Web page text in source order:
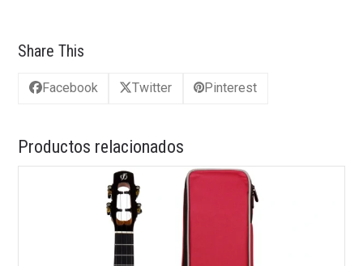
Share This
Facebook Twitter Pinterest
Productos relacionados